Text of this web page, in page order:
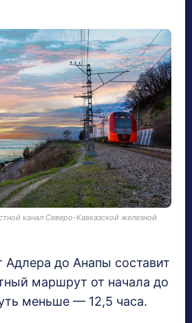
канал Северо-Кавказской железной
Адлера до Анапы составит
маршрут от начала до
меньше — 12,5 часа.